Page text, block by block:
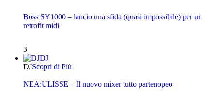
Boss SY1000 – lancio una sfida (quasi impossibile) per un
retrofit midi
3
DJ
DJScopri di Più
NEA:ULISSE – Il nuovo mixer tutto partenopeo